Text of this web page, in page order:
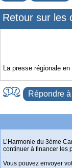
Retour sur les
La presse régionale en
Répondre
L’Harmonie du 3ème
continuer à financer les
...
Vous pouvez envoyer